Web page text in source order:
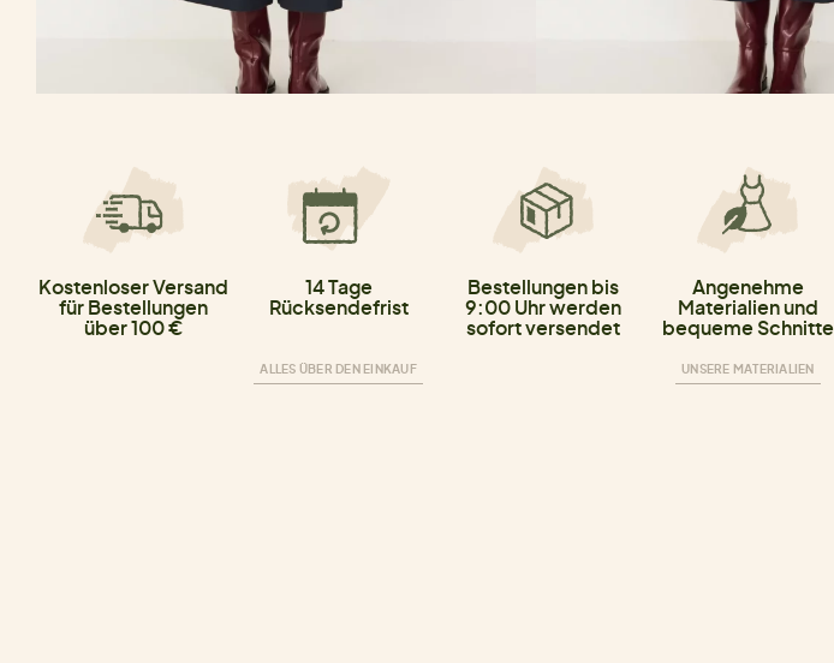
Kostenloser Versand
für Bestellungen
über 100 €
14 Tage
Rücksendefrist
ALLES ÜBER DEN EINKAUF
Bestellungen bis
9:00 Uhr werden
sofort versendet
Angenehme
Materialien und
bequeme Schnitte
UNSERE MATERIALIEN